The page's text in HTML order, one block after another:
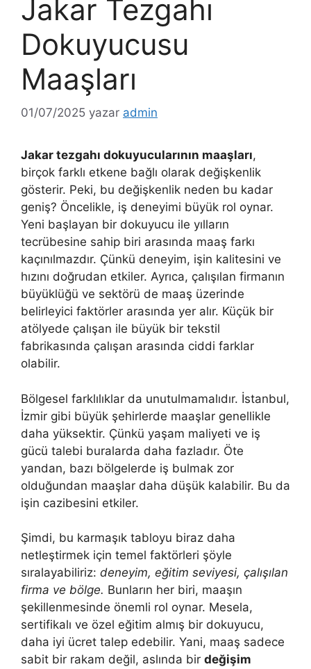
Jakar Tezgahı
Dokuyucusu
Maaşları
01/07/2025 yazar admin
Jakar tezgahı dokuyucularının maaşları,
birçok farklı etkene bağlı olarak değişkenlik
gösterir. Peki, bu değişkenlik neden bu kadar
geniş? Öncelikle, iş deneyimi büyük rol oynar.
Yeni başlayan bir dokuyucu ile yılların
tecrübesine sahip biri arasında maaş farkı
kaçınılmazdır. Çünkü deneyim, işin kalitesini ve
hızını doğrudan etkiler. Ayrıca, çalışılan firmanın
büyüklüğü ve sektörü de maaş üzerinde
belirleyici faktörler arasında yer alır. Küçük bir
atölyede çalışan ile büyük bir tekstil
fabrikasında çalışan arasında ciddi farklar
olabilir.
Bölgesel farklılıklar da unutulmamalıdır. İstanbul,
İzmir gibi büyük şehirlerde maaşlar genellikle
daha yüksektir. Çünkü yaşam maliyeti ve iş
gücü talebi buralarda daha fazladır. Öte
yandan, bazı bölgelerde iş bulmak zor
olduğundan maaşlar daha düşük kalabilir. Bu da
işin cazibesini etkiler.
Şimdi, bu karmaşık tabloyu biraz daha
netleştirmek için temel faktörleri şöyle
sıralayabiliriz: deneyim, eğitim seviyesi, çalışılan
firma ve bölge. Bunların her biri, maaşın
şekillenmesinde önemli rol oynar. Mesela,
sertifikalı ve özel eğitim almış bir dokuyucu,
daha iyi ücret talep edebilir. Yani, maaş sadece
sabit bir rakam değil, aslında bir değişim